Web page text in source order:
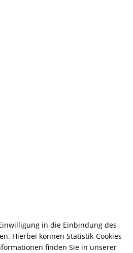
in die Einbindung des
Hierbei können Statistik-Cookies
finden Sie in unserer